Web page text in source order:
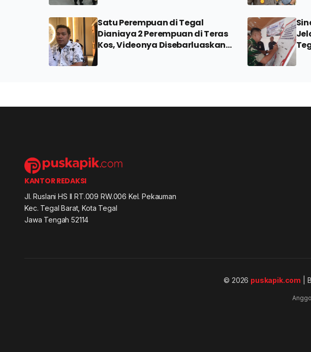
Satu Perempuan di Tegal
Dianiaya 2 Perempuan di Teras
Kos, Videonya Disebarluaskan
KANTOR REDAKSI
Jl. Ruslani HS II RT.009 RW.006 Kel. Pekauman
Kec. Tegal Barat, Kota Tegal
Jawa Tengah 52114
© 2026 puskapik.com |